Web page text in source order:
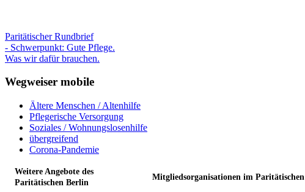
Paritätischer Rundbrief
- Schwerpunkt: Gute Pflege.
Was wir dafür brauchen.
Wegweiser mobile
Ältere Menschen / Altenhilfe
Pflegerische Versorgung
Soziales / Wohnungslosenhilfe
übergreifend
Corona-Pandemie
Weitere Angebote des
Paritätischen Berlin
Mitgliedsorganisationen im Paritätischen